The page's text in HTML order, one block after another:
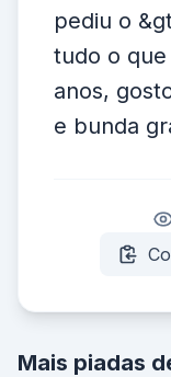
pediu o
tudo o
anos,
e bunda
Mais piadas